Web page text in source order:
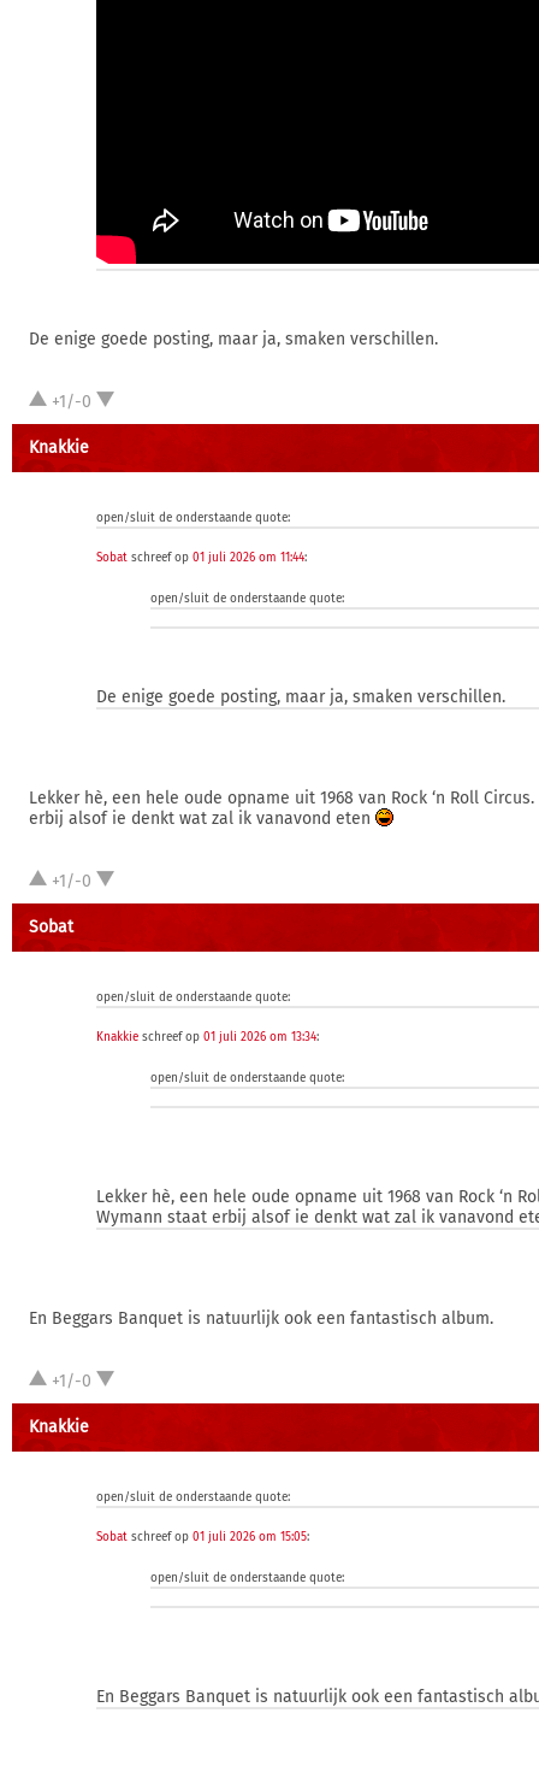
De enige goede posting, maar ja, smaken verschillen.
+1/-0
Knakkie
open/sluit de onderstaande quote:
Sobat schreef op 01 juli 2026 om 11:44:
open/sluit de onderstaande quote:
De enige goede posting, maar ja, smaken verschillen.
Lekker hè, een hele oude opname uit 1968 van Rock ‘n Roll
erbij alsof ie denkt wat zal ik vanavond eten
+1/-0
Sobat
open/sluit de onderstaande quote:
Knakkie schreef op 01 juli 2026 om 13:34:
open/sluit de onderstaande quote:
Lekker hè, een hele oude opname uit 1968 van Rock ‘n
Wymann staat erbij alsof ie denkt wat zal ik vanavond
En Beggars Banquet is natuurlijk ook een fantastisch album.
+1/-0
Knakkie
open/sluit de onderstaande quote:
Sobat schreef op 01 juli 2026 om 15:05:
open/sluit de onderstaande quote:
En Beggars Banquet is natuurlijk ook een fantastisch